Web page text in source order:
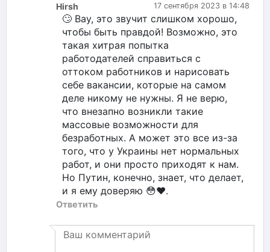
17 сентября 2023 в 14:48
Hirsh
🙄 Вау, это звучит слишком хорошо,
чтобы быть правдой! Возможно, это
такая хитрая попытка
работодателей справиться с
оттоком работников и нарисовать
себе вакансии, которые на самом
деле никому не нужны. Я не верю,
что внезапно возникли такие
массовые возможности для
безработных. А может это все из-за
того, что у Украины нет нормальных
работ, и они просто приходят к нам.
Но Путин, конечно, знает, что делает,
и я ему доверяю 😳❤️.
Ответить